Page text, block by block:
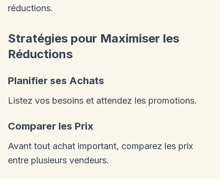
réductions.
Stratégies pour Maximiser les
Réductions
Planifier ses Achats
Listez vos besoins et attendez les promotions.
Comparer les Prix
Avant tout achat important, comparez les prix
entre plusieurs vendeurs.